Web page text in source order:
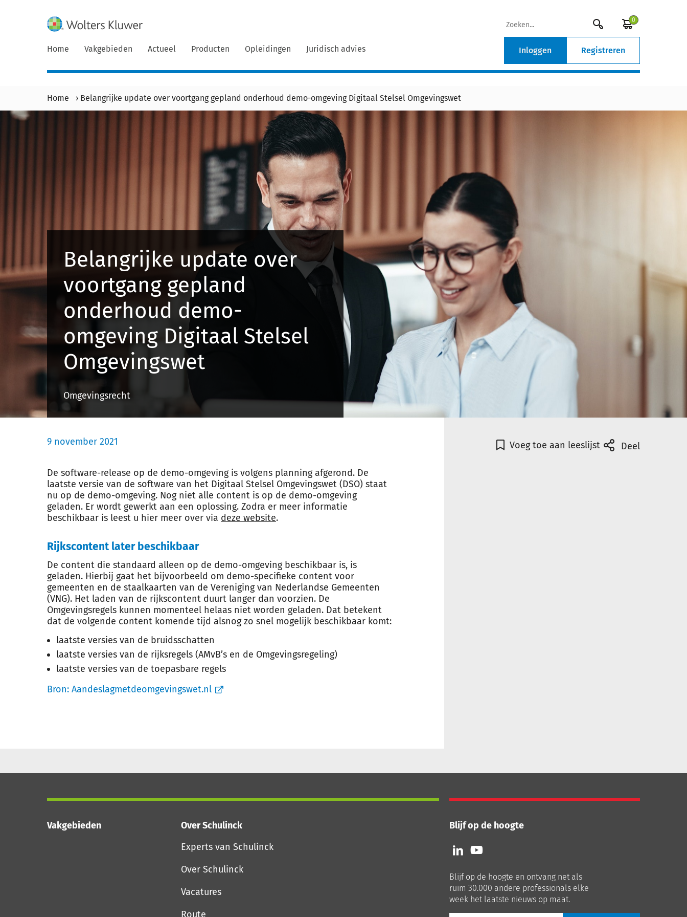
0
Home Vakgebieden Actueel Producten Opleidingen Juridisch advies Inloggen Registreren
Home › Belangrijke update over voortgang gepland onderhoud demo-omgeving Digitaal Stelsel Omgevingswet
Belangrijke update over
voortgang gepland
onderhoud demo-
omgeving Digitaal Stelsel
Omgevingswet
Omgevingsrecht
9 november 2021
De software-release op de demo-omgeving is volgens planning afgerond. De
laatste versie van de software van het Digitaal Stelsel Omgevingswet (DSO) staat
nu op de demo-omgeving. Nog niet alle content is op de demo-omgeving
geladen. Er wordt gewerkt aan een oplossing. Zodra er meer informatie
beschikbaar is leest u hier meer over via deze website.
Rijkscontent later beschikbaar
De content die standaard alleen op de demo-omgeving beschikbaar is, is
geladen. Hierbij gaat het bijvoorbeeld om demo-specifieke content voor
gemeenten en de staalkaarten van de Vereniging van Nederlandse Gemeenten
(VNG). Het laden van de rijkscontent duurt langer dan voorzien. De
Omgevingsregels kunnen momenteel helaas niet worden geladen. Dat betekent
dat de volgende content komende tijd alsnog zo snel mogelijk beschikbaar komt:
laatste versies van de bruidsschatten
laatste versies van de rijksregels (AMvB’s en de Omgevingsregeling)
laatste versies van de toepasbare regels
Bron: Aandeslagmetdeomgevingswet.nl
Voeg toe aan leeslijst Deel
Vakgebieden
Over Schulinck
Experts van Schulinck
Over Schulinck
Vacatures
Route
Blijf op de hoogte
Volg
ons
LinkedIn
Volg
ons
Youtube
Blijf op de hoogte en ontvang net als
ruim 30.000 andere professionals elke
week het laatste nieuws op maat.